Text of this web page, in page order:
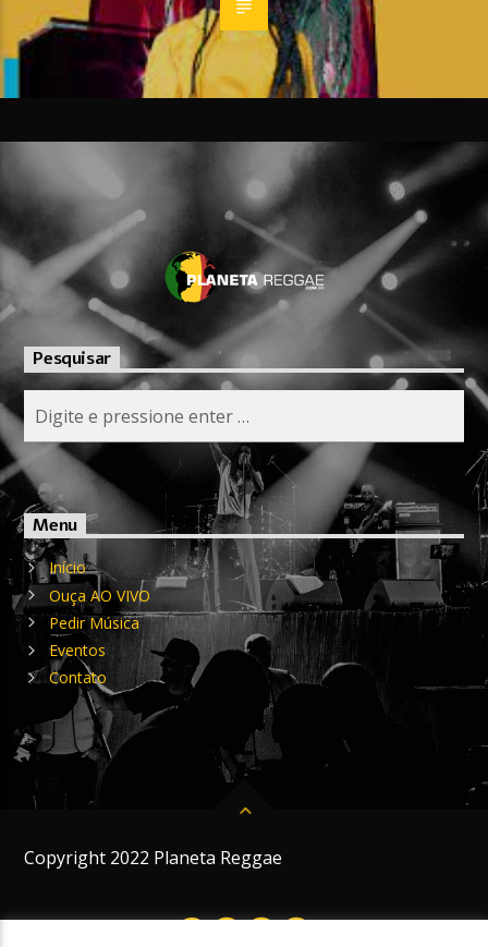
Pesquisar
Menu
Início
Ouça AO VIVO
Pedir Música
Eventos
Contato
Copyright 2022 Planeta Reggae